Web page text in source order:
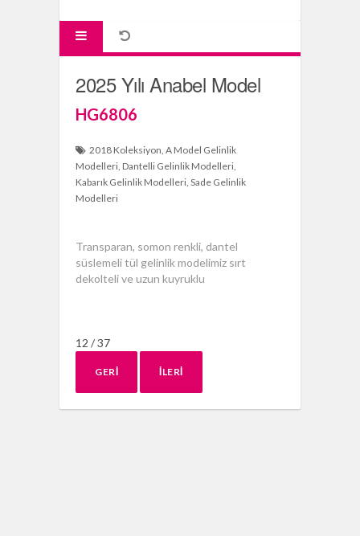
2025 Yılı Anabel Model
HG6806
2018 Koleksiyon A Model Gelinlik
Modelleri Dantelli Gelinlik Modelleri
Kabarık Gelinlik Modelleri Sade Gelinlik
Modelleri
Transparan, somon renkli, dantel
süslemeli tül gelinlik modelimiz sırt
dekolteli ve uzun kuyruklu
12 / 37